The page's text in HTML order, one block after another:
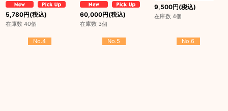
5,780円(税込)
在庫数 40個
60,000円(税込)
在庫数 3個
9,500円(税込)
在庫数 4個
No.4 No.5 No.6